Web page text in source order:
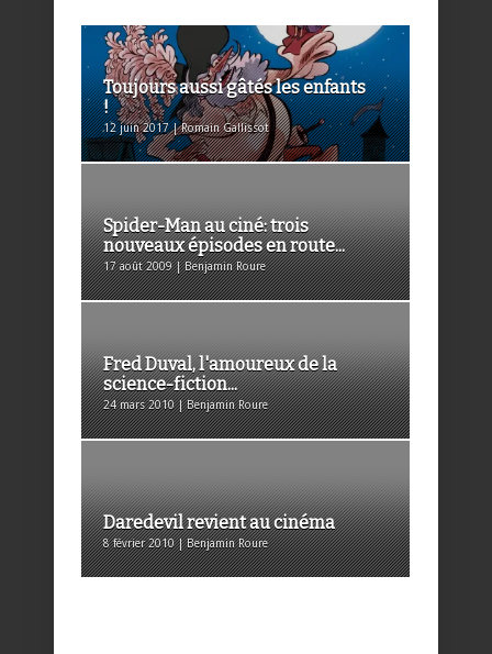
Toujours aussi gâtés les enfants
!
12 juin 2017 | Romain Gallissot
Spider-Man au ciné: trois
nouveaux épisodes en route...
17 août 2009 | Benjamin Roure
Fred Duval, l'amoureux de la
science-fiction...
24 mars 2010 | Benjamin Roure
Daredevil revient au cinéma
8 février 2010 | Benjamin Roure